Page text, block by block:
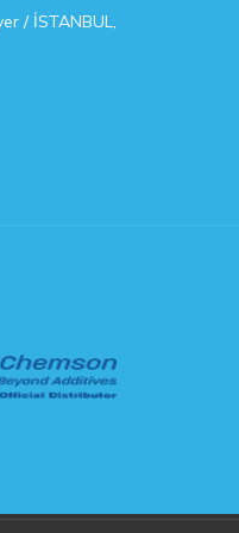
/ İSTANBUL,